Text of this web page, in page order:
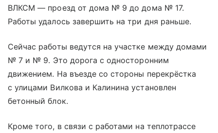
ВЛКСМ — проезд от дома № 9 до дома № 17.
Работы удалось завершить на три дня раньше.
Сейчас работы ведутся на участке между домами
№ 7 и № 9. Это дорога с односторонним
движением. На въезде со стороны перекрёстка
с улицами Вилкова и Калинина установлен
бетонный блок.
Кроме того, в связи с работами на теплотрассе